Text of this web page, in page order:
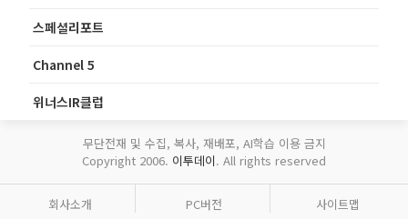
스페셜리포트
Channel 5
위너스IR클럽
무단전재 및 수집, 복사, 재배포, AI학습 이용 금지
Copyright 2006. 이투데이. All rights reserved
회사소개 PC버전 사이트맵